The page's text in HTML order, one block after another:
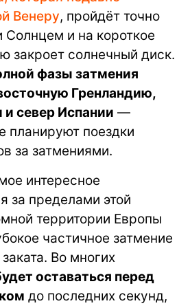
Венеру, пройдёт точно
и на короткое
закроет солнечный диск.
фазы затмения
Гренландию,
север Испании —
планируют поездки
за затмениями.
интересное
за пределами этой
территории Европы
частичное затмение
Во многих
оставаться перед
до последних секунд,